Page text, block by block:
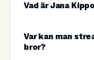
Vad är Jana
Var kan man
bror?